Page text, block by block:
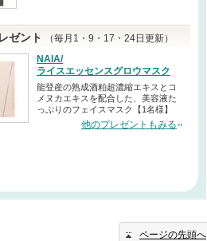
ゼント
（毎月1・9・17・24日更新）
NAIA/
ライスエッセンスグロウマスク
能登産の熟成酒粕超濃縮エキスとコ
メヌカエキスを配合した、美容液た
っぷりのフェイスマスク【1名様】
他のプレゼントもみる
ページの先頭へ